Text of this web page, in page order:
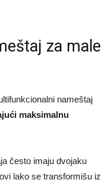
za male
nameštaj
maksimalnu
često imaju dvojaku
lako se transformišu iz